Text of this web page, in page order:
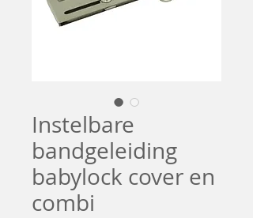
Instelbare
bandgeleiding
babylock cover en
combi